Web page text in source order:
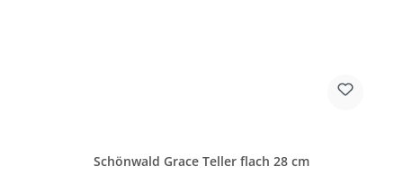
Schönwald Grace Teller flach 28 cm